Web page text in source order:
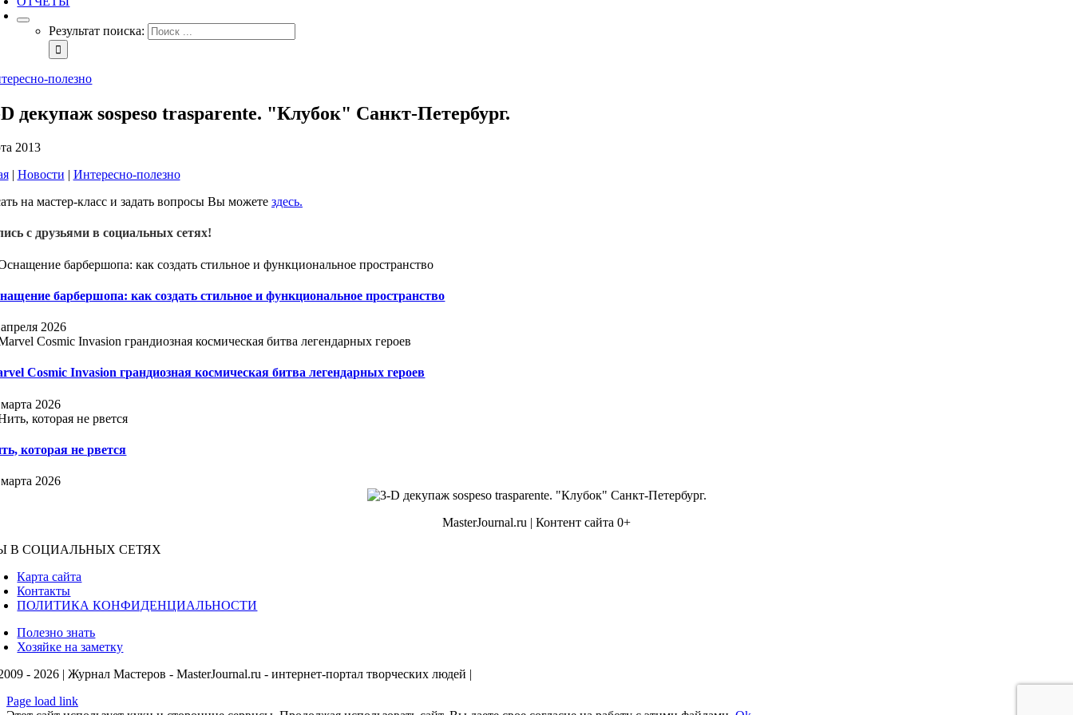
Результат поиска:
полезно
декупаж sospeso trasparente. "Клубок" Санкт-Петербург.
2013
| Новости | Интересно-полезно
на мастер-класс и задать вопросы Вы можете здесь.
с друзьями в социальных сетях!
барбершопа: как создать стильное и функциональное пространство
2026
Cosmic Invasion грандиозная космическая битва легендарных героев
2026
которая не рвется
2026
MasterJournal.ru | Контент сайта 0+
В СОЦИАЛЬНЫХ СЕТЯХ
Карта сайта
Контакты
ПОЛИТИКА КОНФИДЕНЦИАЛЬНОСТИ
Полезно знать
Хозяйке на заметку
- 2026 | Журнал Мастеров - MasterJournal.ru - интернет-портал творческих людей |
Page load link